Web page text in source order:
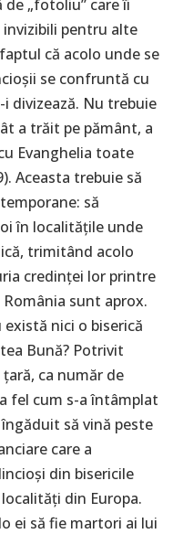
„fotoliu” care îi
invizibili pentru alte
că acolo unde se
se confruntă cu
divizează. Nu trebuie
a trăit pe pământ, a
Evanghelia toate
Aceasta trebuie să
să
în localitățile unde
trimitând acolo
credinței lor printre
sunt aprox.
există nici o biserică
Bună? Potrivit
ca număr de
fel cum s-a întâmplat
să vină peste
care a
din bisericile
din Europa.
ei să fie martori ai lui